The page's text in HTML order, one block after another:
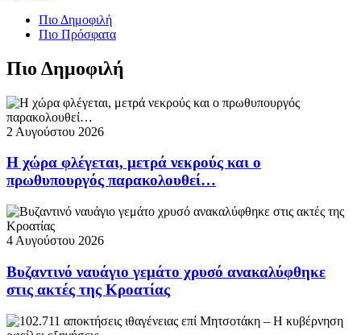
Πιο Δημοφιλή
Πιο Πρόσφατα
Πιο Δημοφιλή
2 Αυγούστου 2026
Η χώρα φλέγεται, μετρά νεκρούς και ο
πρωθυπουργός παρακολουθεί…
4 Αυγούστου 2026
Βυζαντινό ναυάγιο γεμάτο χρυσό ανακαλύφθηκε
στις ακτές της Κροατίας